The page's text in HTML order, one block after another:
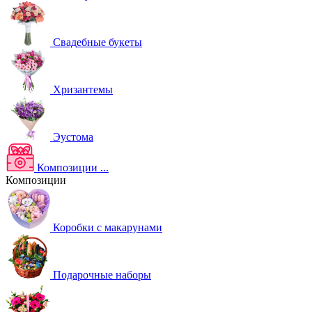
Свадебные букеты
Хризантемы
Эустома
Композиции ...
Композиции
Коробки с макарунами
Подарочные наборы